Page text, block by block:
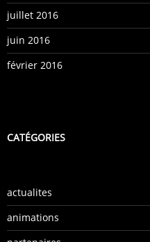
juillet 2016
juin 2016
février 2016
CATÉGORIES
actualites
animations